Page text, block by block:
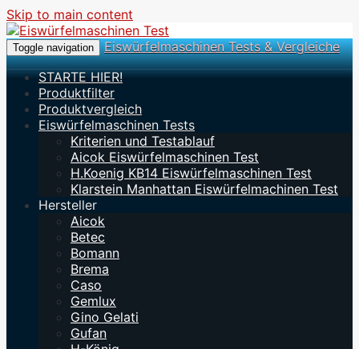
Skip to main content
Toggle navigation
Eiswürfelmaschinen Tests & Vergleiche
STARTE HIER!
Produktfilter
Produktvergleich
Eiswürfelmaschinen Tests
Kriterien und Testablauf
Aicok Eiswürfelmaschinen Test
H.Koenig KB14 Eiswürfelmaschinen Test
Klarstein Manhattan Eiswürfelmachinen Test
Hersteller
Aicok
Betec
Bomann
Brema
Caso
Gemlux
Gino Gelati
Gufan